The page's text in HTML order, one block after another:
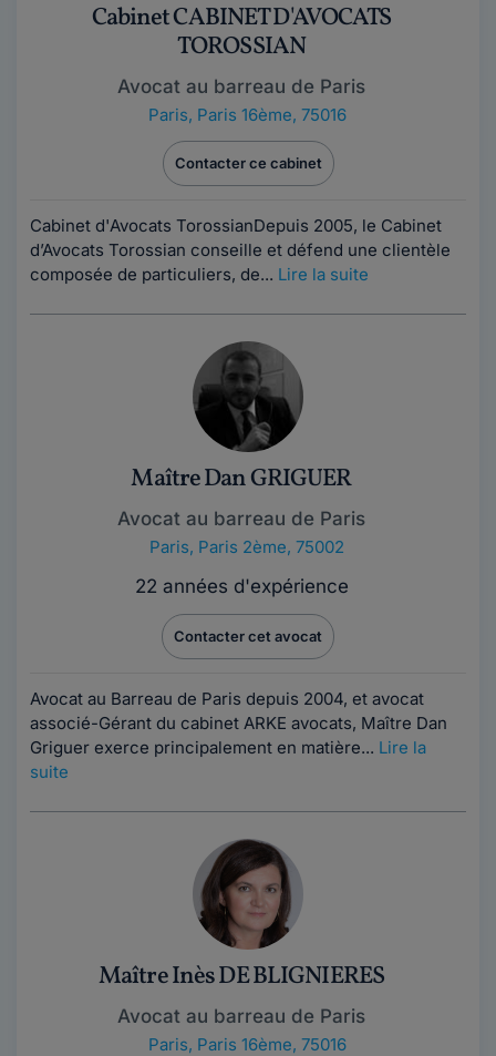
Cabinet CABINET D'AVOCATS
TOROSSIAN
Avocat au barreau de Paris
Paris, Paris 16ème, 75016
Contacter ce cabinet
Cabinet d'Avocats TorossianDepuis 2005, le Cabinet
d’Avocats Torossian conseille et défend une clientèle
composée de particuliers, de... Lire la suite
Maître Dan GRIGUER
Avocat au barreau de Paris
Paris, Paris 2ème, 75002
22 années d'expérience
Contacter cet avocat
Avocat au Barreau de Paris depuis 2004, et avocat
associé-Gérant du cabinet ARKE avocats, Maître Dan
Griguer exerce principalement en matière... Lire la
suite
Maître Inès DE BLIGNIERES
Avocat au barreau de Paris
Paris, Paris 16ème, 75016